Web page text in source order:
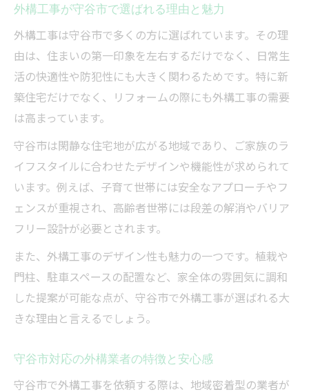
外構工事が守谷市で選ばれる理由と魅力
外構工事は守谷市で多くの方に選ばれています。その理
由は、住まいの第一印象を左右するだけでなく、日常生
活の快適性や防犯性にも大きく関わるためです。特に新
築住宅だけでなく、リフォームの際にも外構工事の需要
は高まっています。
守谷市は閑静な住宅地が広がる地域であり、ご家族のラ
イフスタイルに合わせたデザインや機能性が求められて
います。例えば、子育て世帯には安全なアプローチやフ
ェンスが重視され、高齢者世帯には段差の解消やバリア
フリー設計が必要とされます。
また、外構工事のデザイン性も魅力の一つです。植栽や
門柱、駐車スペースの配置など、家全体の雰囲気に調和
した提案が可能な点が、守谷市で外構工事が選ばれる大
きな理由と言えるでしょう。
守谷市対応の外構業者の特徴と安心感
守谷市で外構工事を依頼する際は、地域密着型の業者が